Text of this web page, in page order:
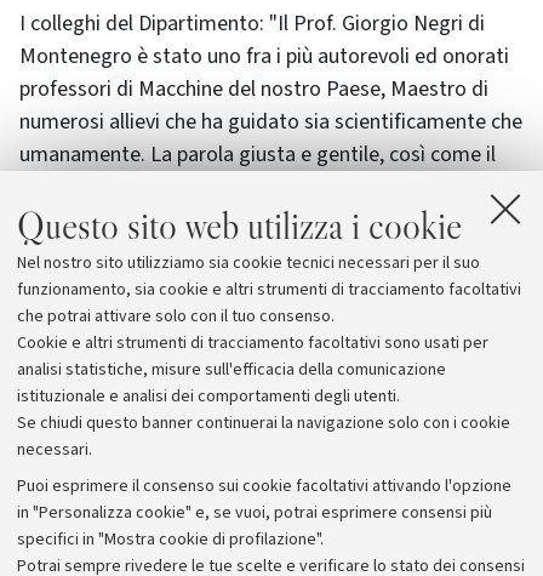
Questo sito web utilizza i cookie
Nel nostro sito utilizziamo sia cookie tecnici necessari per il suo
funzionamento, sia cookie e altri strumenti di tracciamento facoltativi
che potrai attivare solo con il tuo consenso.
Cookie e altri strumenti di tracciamento facoltativi sono usati per
analisi statistiche, misure sull'efficacia della comunicazione
istituzionale e analisi dei comportamenti degli utenti.
Se chiudi questo banner continuerai la navigazione solo con i cookie
necessari.
Puoi esprimere il consenso sui cookie facoltativi attivando l'opzione
in "Personalizza cookie" e, se vuoi, potrai esprimere consensi più
specifici in "Mostra cookie di profilazione".
Potrai sempre rivedere le tue scelte e verificare lo stato dei consensi
I colleghi del Dipartimento: "Il Prof. Giorgio Negri di
Montenegro è stato uno fra i più autorevoli ed onorati
professori di Macchine del nostro Paese, Maestro di
numerosi allievi che ha guidato sia scientificamente che
umanamente. La parola giusta e gentile, così come il
hanno sempre contraddistinto, anche nei momenti più
difficili e di tensione, e che lo hanno fatto apprezzare,
oltre che per le capacità accademiche e scientifiche,
anche al di fuori del nostro Ateneo".
Archivio
Comunicati stampa
Redazione